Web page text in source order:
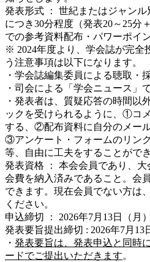
発表形式 ： 世紀またはジャン
につき30分程度（発表20～25分
での参考資料配布・パワーポイ
※ 2024年度より、学会誌が完全
う注意事項は以下になります。
・学会誌編集委員による聴取・
・司会による「学会ニュース」
・発表者は、質疑応答の時間以
ックを受けられるように、①コ
する、②配布資料に自分のメー
③アンケート・フォームのリン
等、自由に工夫をすることができ
発表資格 ： 本会会員であり、
会費を納入済みであること。会
できます。現在会員でない方は
ください。
申込締切 ： 2026年7月13日（月）
発表要旨提出締切 : 2026年7月
・ 発表要旨は、発表申込と同時
ードでご提出いただきます。